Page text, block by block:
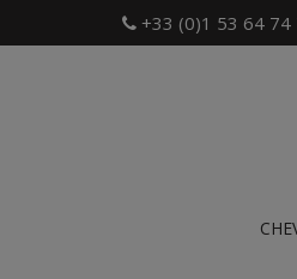
+33 (0)1 53 64 74